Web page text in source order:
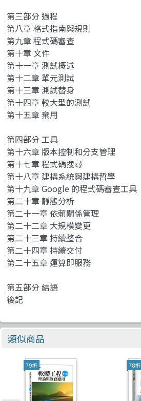
第三部分 過程
第八章 格式指南與規則
第九章 程式碼審查
第十章 文件
第十一章 測試概述
第十二章 單元測試
第十三章 測試替身
第十四章 較大型的測試
第十五章 棄用
第四部分 工具
第十六章 版本控制和分支管理
第十七章 程式碼搜尋
第十八章 建構系統與建構哲學
第十九章 Google 的程式碼審查工具
第二十章 靜態分析
第二十一章 依賴關係管理
第二十二章 大規模變更
第二十三章 持續整合
第二十四章 持續交付
第二十五章 運算即服務
第五部分 結語
後記
類似商品
79折 78折